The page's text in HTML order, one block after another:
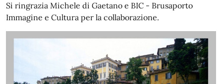
Si ringrazia Michele di Gaetano e BIC - Brusaporto
Immagine e Cultura per la collaborazione.